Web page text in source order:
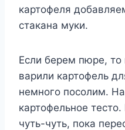
картофеля
стакана муки.
Если берем пюре, то
варили картофель
немного посолим.
картофельное
чуть-чуть, пока